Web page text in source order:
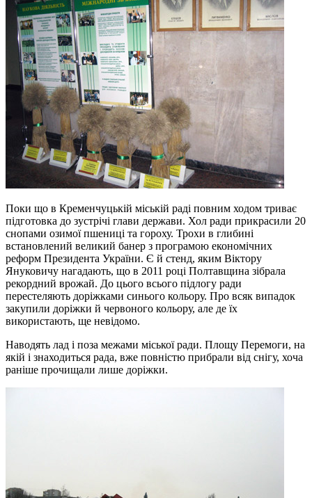
Поки що в Кременчуцькій міській раді повним ходом триває
підготовка до зустрічі глави держави. Хол ради прикрасили 20
снопами озимої пшениці та гороху. Трохи в глибині
встановлений великий банер з програмою економічних
реформ Президента України. Є й стенд, яким Віктору
Януковичу нагадають, що в 2011 році Полтавщина зібрала
рекордний врожай. До цього всього підлогу ради
перестеляють доріжками синього кольору. Про всяк випадок
закупили доріжки й червоного кольору, але де їх
використають, ще невідомо.
Наводять лад і поза межами міської ради. Площу Перемоги, на
якій і знаходиться рада, вже повністю прибрали від снігу, хоча
раніше прочищали лише доріжки.